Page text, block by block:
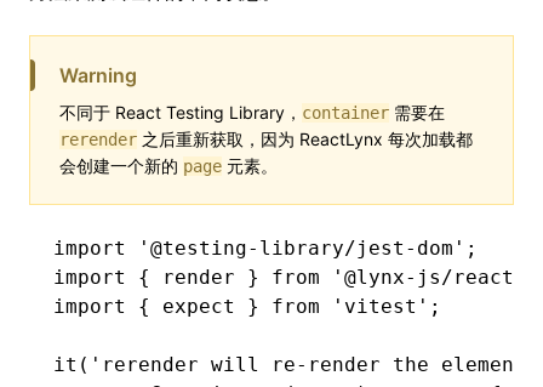
Warning
不同于 React Testing Library， container 需要在
rerender 之后重新获取，因为 ReactLynx 每次加载都
会创建一个新的 page 元素。
import '@testing-library/jest-dom' ;
import
{ render } from '@lynx-js/
import
{ expect } from 'vitest' ;
it ( 'rerender will re-render the element'